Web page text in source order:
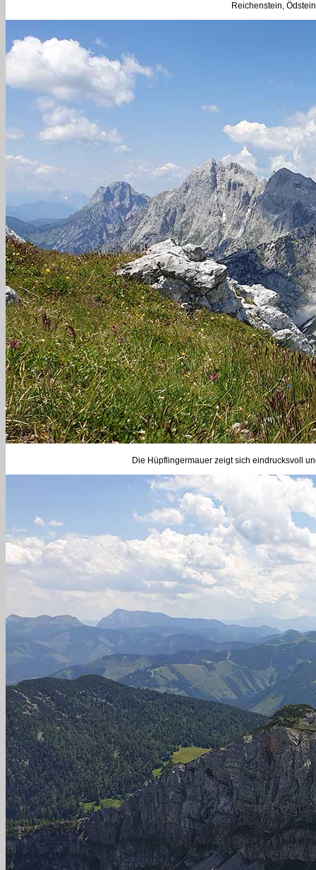
Reichenstein,
Die Hüpflingermauer zeigt sich eindrucksvoll